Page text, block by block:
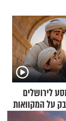
לירושלים
על המקוואות